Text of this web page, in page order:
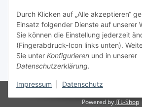
Durch Klicken auf „Alle akzeptieren“
Einsatz folgender Dienste auf unserer
Sie können die Einstellung jederzeit
(Fingerabdruck-Icon links unten).
Sie unter Konfigurieren und in unserer
Datenschutzerklärung.
Impressum Datenschutz
Gesetzliche Informationen
Widerrufsbutton
* Alle Preise inkl. gesetzlicher USt., zzgl.
Powered by JTL-Shop